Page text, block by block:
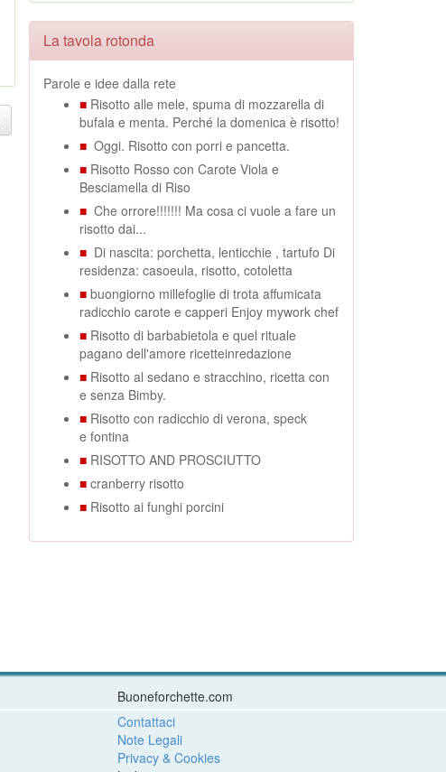
La tavola rotonda
Parole e idee dalla rete
■ Risotto alle mele, spuma di mozzarella di
bufala e menta. Perché la domenica è risotto!
■ Oggi. Risotto con porri e pancetta.
■ Risotto Rosso con Carote Viola e
Besciamella di Riso
■ Che orrore!!!!!!! Ma cosa ci vuole a fare un
risotto dai...
■ Di nascita: porchetta, lenticchie , tartufo Di
residenza: casoeula, risotto, cotoletta
■ buongiorno millefoglie di trota affumicata
radicchio carote e capperi Enjoy mywork chef
■ Risotto di barbabietola e quel rituale
pagano dell'amore ricetteinredazione
■ Risotto al sedano e stracchino, ricetta con
e senza Bimby.
■ Risotto con radicchio di verona, speck
e fontina
■ RISOTTO AND PROSCIUTTO
■ cranberry risotto
■ Risotto ai funghi porcini
Buoneforchette.com
Contattaci
Note Legali
Privacy & Cookies